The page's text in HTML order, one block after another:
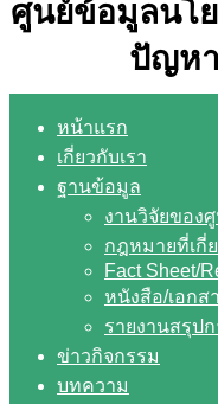
ศูนย์ข้อมูลนโ
ปัญห
หน้าแรก
เกี่ยวกับเรา
ฐานข้อมูล
งานวิจัยของ
กฎหมายที่เกี่
Fact Sheet/
หนังสือ/เอกส
รายงานสรุป
ข่าวกิจกรรม
บทความ